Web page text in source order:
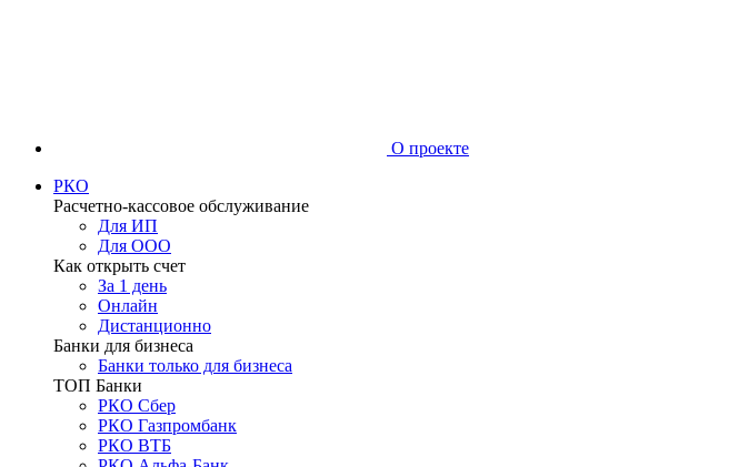
О проекте
РКО
Расчетно-кассовое обслуживание
Для ИП
Для ООО
Как открыть счет
За 1 день
Онлайн
Дистанционно
Банки для бизнеса
Банки только для бизнеса
ТОП Банки
РКО Сбер
РКО Газпромбанк
РКО ВТБ